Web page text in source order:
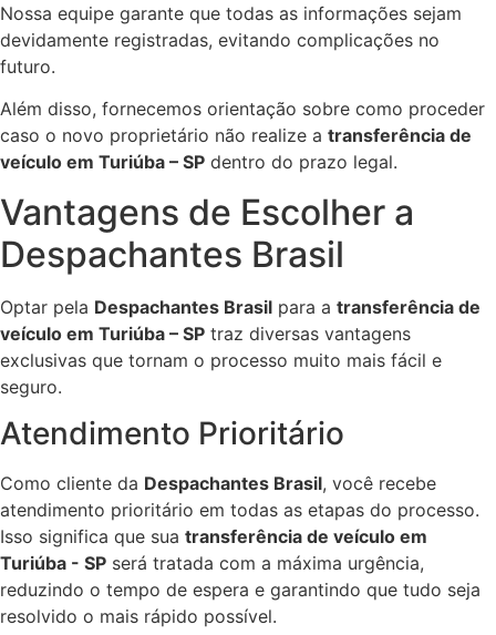
Nossa equipe garante que todas as informações sejam
devidamente registradas, evitando complicações no
futuro.
Além disso, fornecemos orientação sobre como proceder
caso o novo proprietário não realize a transferência de
veículo em Turiúba – SP dentro do prazo legal.
Vantagens de Escolher a
Despachantes Brasil
Optar pela Despachantes Brasil para a transferência de
veículo em Turiúba – SP traz diversas vantagens
exclusivas que tornam o processo muito mais fácil e
seguro.
Atendimento Prioritário
Como cliente da Despachantes Brasil, você recebe
atendimento prioritário em todas as etapas do processo.
Isso significa que sua transferência de veículo em
Turiúba - SP será tratada com a máxima urgência,
reduzindo o tempo de espera e garantindo que tudo seja
resolvido o mais rápido possível.